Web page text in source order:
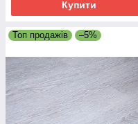
Купити
Топ продажів –5%